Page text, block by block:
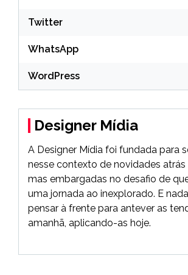
Twitter
WhatsApp
WordPress
Designer Mídia
A Designer Mídia foi fundada para
nesse contexto de novidades atrás
mas embargadas no desafio de
uma jornada ao inexplorado. E
pensar à frente para antever as
amanhã, aplicando-as hoje.